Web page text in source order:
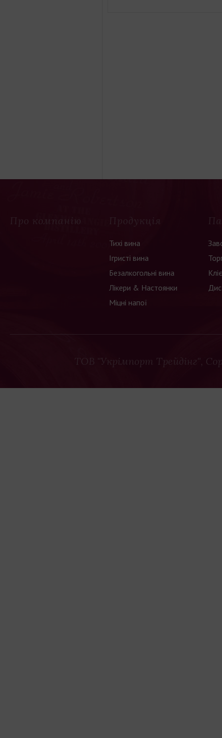
Про компанію Продукція
Тихі вина
Ігристі вина
Безалкогольні вина
Лікери & Настоянки
Міцні напої
ТОВ "Укрімпорт Трейдінг",